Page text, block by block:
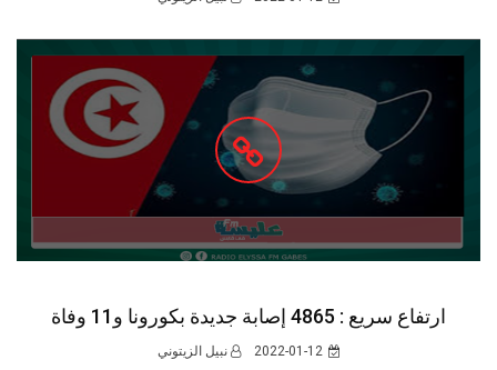
ارتفاع سريع : 4865 إصابة جديدة بكورونا و11 وفاة
2022-01-12 نبيل الزيتوني